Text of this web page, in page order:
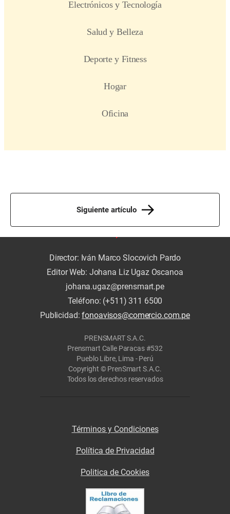
Siguiente artículo
Director: Iván Marco Slocovich Pardo
Editor Web: Johana Liz Ugaz Oscanoa
johana.ugaz@prensmart.pe
Teléfono: (+511) 311 6500
Publicidad:fonoavisos@comercio.com.pe
PRENSMART S.A.C.
Prensmart Calle Paracas #532
Pueblo Libre, Lima - Perú
Copyright © PrenSmart S.A.C.
Todos los derechos reservados
Términos y Condiciones
Política de Privacidad
Politica de Cookies